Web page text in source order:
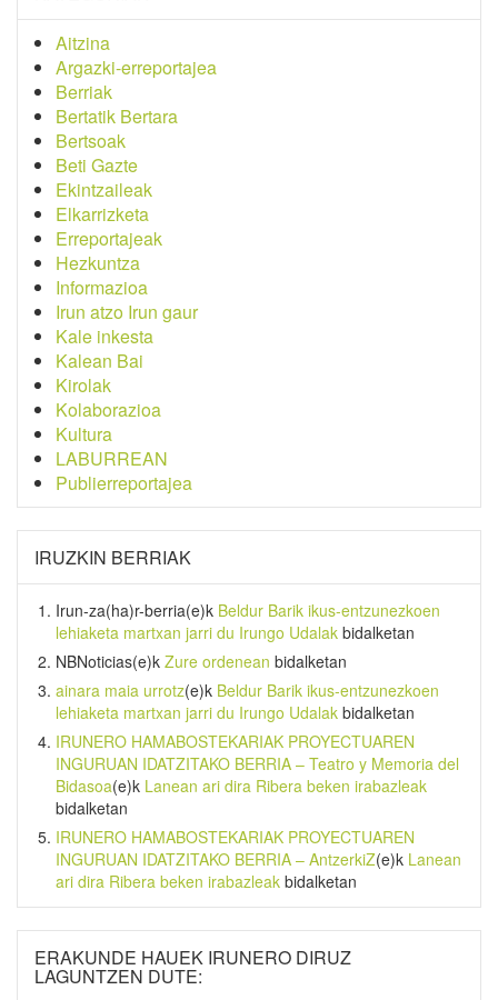
Aitzina
Argazki-erreportajea
Berriak
Bertatik Bertara
Bertsoak
Beti Gazte
Ekintzaileak
Elkarrizketa
Erreportajeak
Hezkuntza
Informazioa
Irun atzo Irun gaur
Kale inkesta
Kalean Bai
Kirolak
Kolaborazioa
Kultura
LABURREAN
Publierreportajea
IRUZKIN BERRIAK
Irun-za(ha)r-berria(e)k Beldur Barik ikus-entzunezkoen
lehiaketa martxan jarri du Irungo Udalak bidalketan
NBNoticias(e)k Zure ordenean bidalketan
ainara maia urrotz(e)k Beldur Barik ikus-entzunezkoen
lehiaketa martxan jarri du Irungo Udalak bidalketan
IRUNERO HAMABOSTEKARIAK PROYECTUAREN
INGURUAN IDATZITAKO BERRIA – Teatro y Memoria del
Bidasoa(e)k Lanean ari dira Ribera beken irabazleak
bidalketan
IRUNERO HAMABOSTEKARIAK PROYECTUAREN
INGURUAN IDATZITAKO BERRIA – AntzerkiZ(e)k Lanean
ari dira Ribera beken irabazleak bidalketan
ERAKUNDE HAUEK IRUNERO DIRUZ
LAGUNTZEN DUTE: